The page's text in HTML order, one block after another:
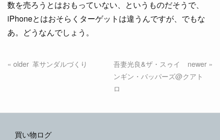
数を売ろうとはおもっていない、というものだそうで、
iPhoneとはおそらくターゲットは違うんですが、でもな
あ。どうなんでしょう。
革サンダルづくり
吾妻光良&ザ・スゥイ
ンギン・バッパーズ@クアト
ロ
買い物ログ